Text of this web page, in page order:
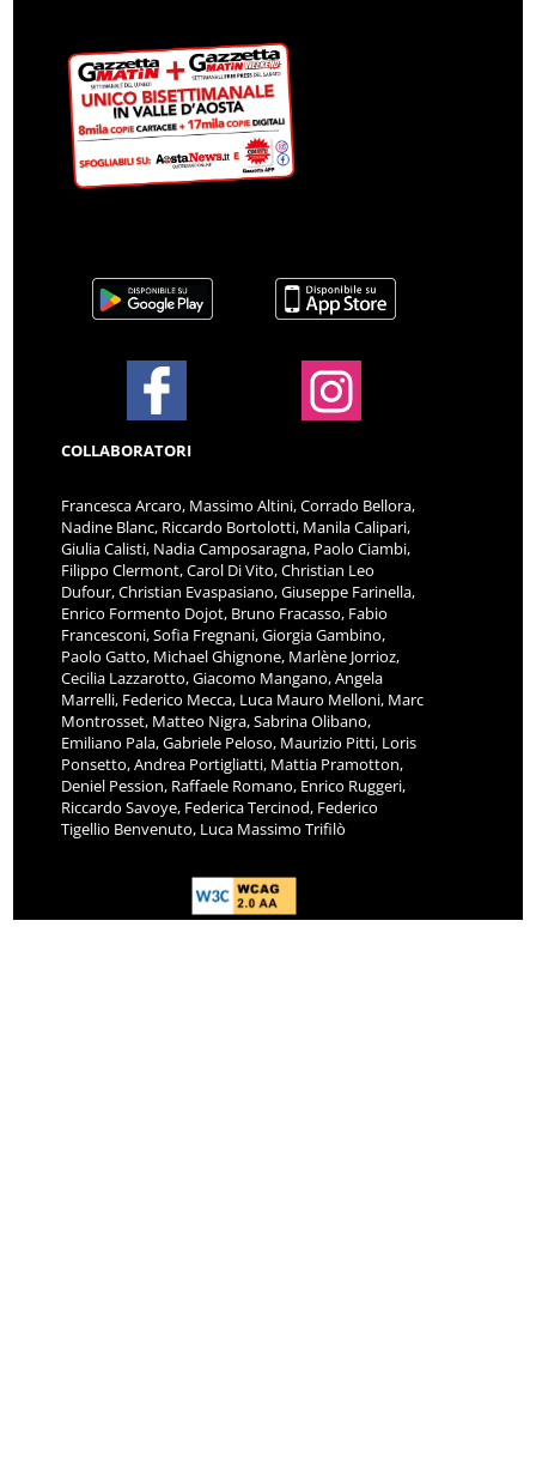
COLLABORATORI
Francesca Arcaro, Massimo Altini, Corrado Bellora,
Nadine Blanc, Riccardo Bortolotti, Manila Calipari,
Giulia Calisti, Nadia Camposaragna, Paolo Ciambi,
Filippo Clermont, Carol Di Vito, Christian Leo
Dufour, Christian Evaspasiano, Giuseppe Farinella,
Enrico Formento Dojot, Bruno Fracasso, Fabio
Francesconi, Sofia Fregnani, Giorgia Gambino,
Paolo Gatto, Michael Ghignone, Marlène Jorrioz,
Cecilia Lazzarotto, Giacomo Mangano, Angela
Marrelli, Federico Mecca, Luca Mauro Melloni, Marc
Montrosset, Matteo Nigra, Sabrina Olibano,
Emiliano Pala, Gabriele Peloso, Maurizio Pitti, Loris
Ponsetto, Andrea Portigliatti, Mattia Pramotton,
Deniel Pession, Raffaele Romano, Enrico Ruggeri,
Riccardo Savoye, Federica Tercinod, Federico
Tigellio Benvenuto, Luca Massimo Trifilò